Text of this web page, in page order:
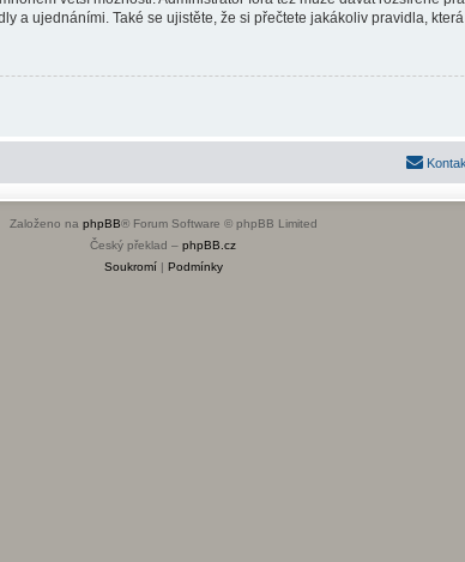
a ujednáními. Také se ujistěte, že si přečtete jakákoliv pravidla,
Založeno na phpBB® Forum Software © phpBB Limited
Český překlad – phpBB.cz
Soukromí| Podmínky